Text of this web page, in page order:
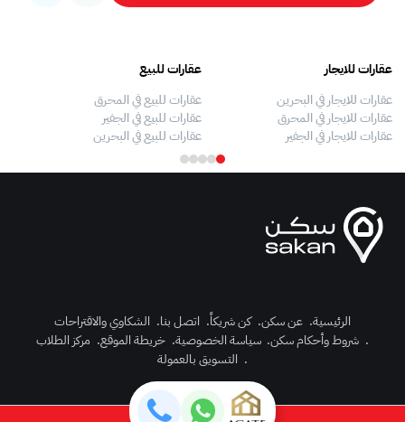
عقارات للايجار
عقارات للايجار في البحرين
عقارات للايجار في المحرق
عقارات للايجار في الجفير
عقارات للبيع
عقارات للبيع في المحرق
عقارات للبيع في الجفير
عقارات للبيع في البحرين
الرئيسية. عن سكن. كن شريكاً. اتصل بنا. الشكاوي والاقتراحات
. شروط وأحكام سكن. سياسة الخصوصية. خريطة الموقع. مركز الطلاب
. التسويق بالعمولة